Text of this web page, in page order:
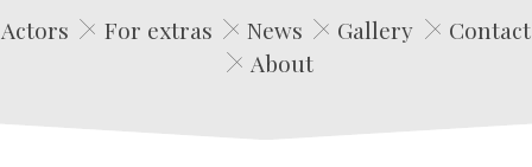
Edwin Film Agencja Aktorska
Actors For extras News Gallery
Contact
About